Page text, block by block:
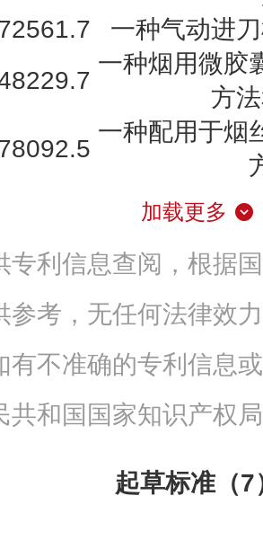
一种气动进
一种烟用微胶
方
一种配用于烟
加载更多
专利信息查阅，根据
参考，无任何法律效
有不准确的专利信息
共和国国家知识产权
起草标准（7